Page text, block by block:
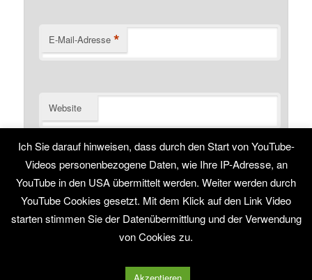
E-Mail-Adresse *
Website
Name, E-Mail-Adresse und Website in diesem Browser
für meinen nächsten Kommentar speichern.
Ich Sie darauf hinweisen, dass durch den Start von YouTube-
Videos personenbezogene Daten, wie Ihre IP-Adresse, an
YouTube in den USA übermittelt werden. Weiter werden durch
YouTube Cookies gesetzt. Mit dem Klick auf den Link Video
starten stimmen Sie der Datenübermittlung und der Verwendung
von Cookies zu.